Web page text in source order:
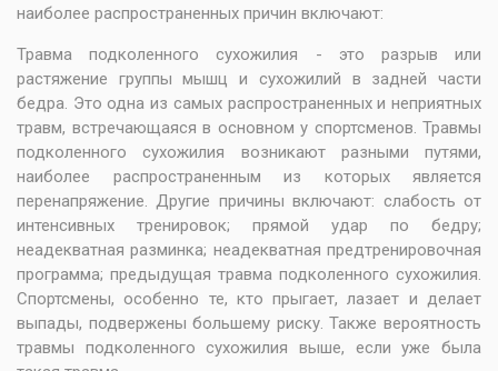
наиболее распространенных причин включают:
Травма подколенного сухожилия - это разрыв или
растяжение группы мышц и сухожилий в задней части
бедра. Это одна из самых распространенных и неприятных
травм, встречающаяся в основном у спортсменов. Травмы
подколенного сухожилия возникают разными путями,
наиболее распространенным из которых является
перенапряжение. Другие причины включают: слабость от
интенсивных тренировок; прямой удар по бедру;
неадекватная разминка; неадекватная предтренировочная
программа; предыдущая травма подколенного сухожилия.
Спортсмены, особенно те, кто прыгает, лазает и делает
выпады, подвержены большему риску. Также вероятность
травмы подколенного сухожилия выше, если уже была